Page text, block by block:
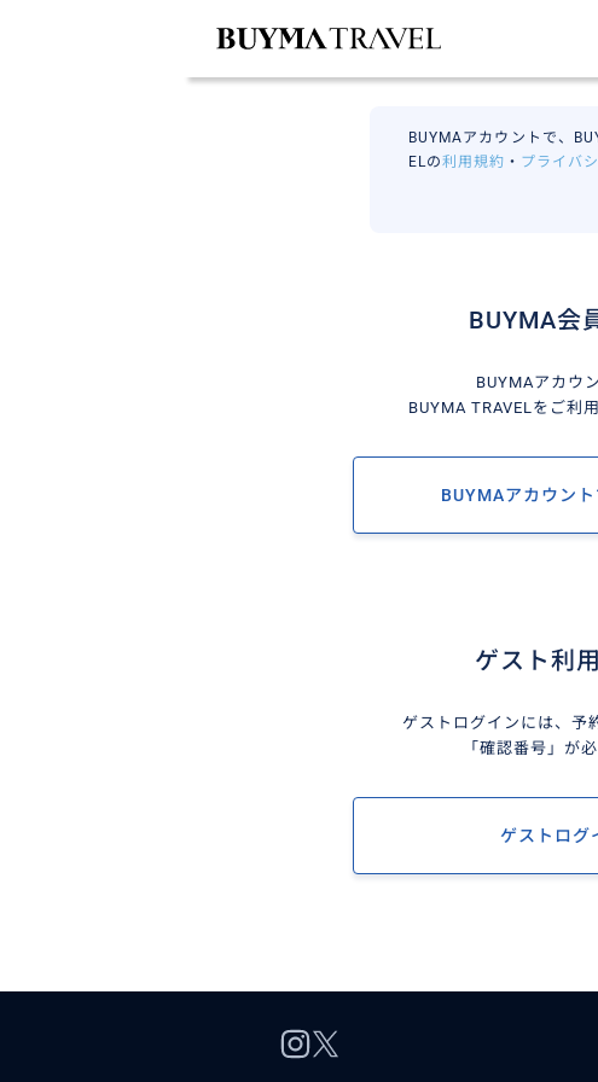
BUYMAアカウントで、
ELの利用規約 ・ プライバ
BUYMA会
BUYMAアカウ
BUYMA TRAVELをご利
BUYMAアカウン
ゲスト利
ゲストログインには、予
「確認番号」が必
ゲストログ